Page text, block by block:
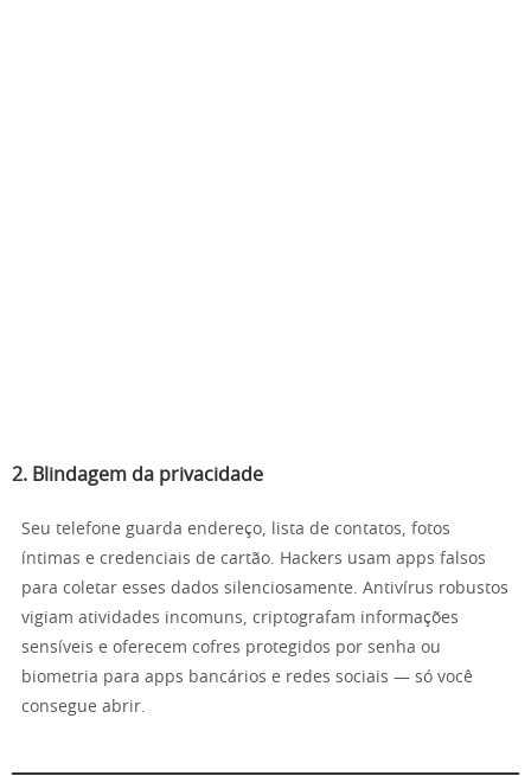
2. Blindagem da privacidade
Seu telefone guarda endereço, lista de contatos, fotos
íntimas e credenciais de cartão. Hackers usam apps falsos
para coletar esses dados silenciosamente. Antivírus robustos
vigiam atividades incomuns, criptografam informações
sensíveis e oferecem cofres protegidos por senha ou
biometria para apps bancários e redes sociais — só você
consegue abrir.